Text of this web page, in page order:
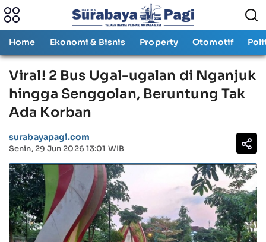
Home Ekonomi & Bisnis Property Otomotif
Viral! 2 Bus Ugal-ugalan di Nganjuk
hingga Senggolan, Beruntung Tak
Ada Korban
surabayapagi.com
Senin, 29 Jun 2026 13:01 WIB